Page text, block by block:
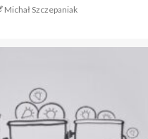
Michał Szczepaniak